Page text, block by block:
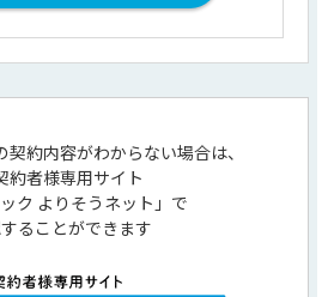
契約内容がわからない場合は、
約者様専用サイト
ック よりそうネット」で
ることができます